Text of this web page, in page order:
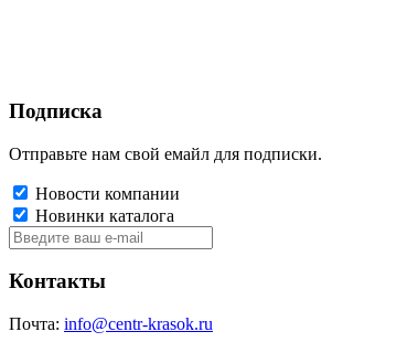
Подписка
Отправьте нам свой емайл для подписки.
Новости компании
Новинки каталога
Контакты
Почта: info@centr-krasok.ru